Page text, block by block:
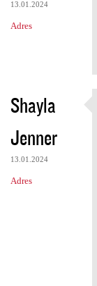
13.01.2024
Adres
Shayla
Jenner
13.01.2024
Adres